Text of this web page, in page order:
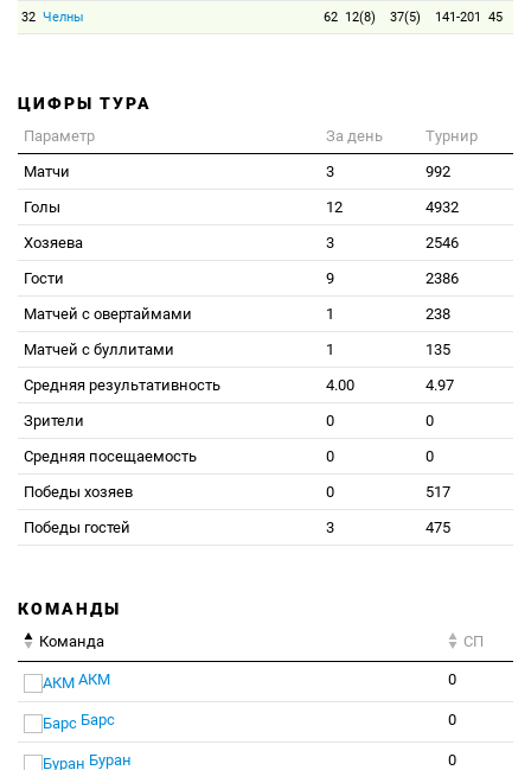
32 Челны 62 12(8) 37(5) 141-201 45
ЦИФРЫ ТУРА
Параметр За день
Турнир
Матчи
3
992
Голы
12
4932
Хозяева
3
2546
Гости
9
2386
Матчей с овертаймами
1
238
Матчей с буллитами
1
135
Средняя результативность
4.00
4.97
Зрители
0
0
Средняя посещаемость
0
0
Победы хозяев
0
517
Победы гостей
3 475
КОМАНДЫ
Команда СП
АКМ 0
Барс 0
Буран 0